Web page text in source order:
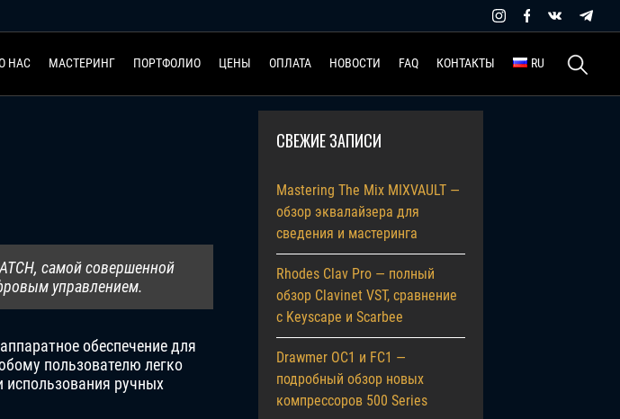
НАС МАСТЕРИНГ ПОРТФОЛИО ЦЕНЫ ОПЛАТА НОВОСТИ FAQ КОНТАКТЫ RU Найти:
самой совершенной
управлением.
обеспечение для
пользователю легко
использования ручных
СВЕЖИЕ ЗАПИСИ
Mastering The Mix MIXVAULT —
обзор эквалайзера для
сведения и мастеринга
Rhodes Clav Pro — полный
обзор Clavinet VST, сравнение
с Keyscape и Scarbee
Drawmer OC1 и FC1 —
подробный обзор новых
компрессоров 500 Series